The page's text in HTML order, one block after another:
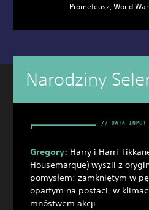
Prometeusz, World
Narodziny
Gregory: Harry i Harri
Housemarque) wyszli z
pomysłem: zamkniętym w
opartym na postaci, w
mnóstwem akcji.